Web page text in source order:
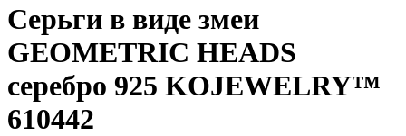
Серьги в виде змеи
GEOMETRIC HEADS
серебро 925 KOJEWELRY™
610442